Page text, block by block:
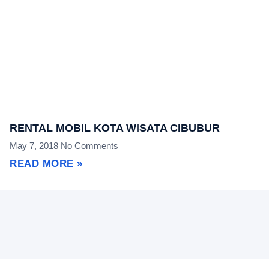
RENTAL MOBIL KOTA WISATA CIBUBUR
May 7, 2018 No Comments
READ MORE »